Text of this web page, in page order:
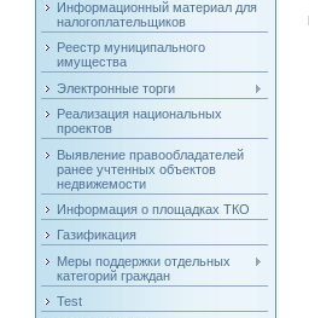
Информационный материал для
налогоплательщиков
Реестр муниципального
имущества
Электронные торги
Реализация национальных
проектов
Выявление правообладателей
ранее учтенных объектов
недвижемости
Информация о площадках ТКО
Газификация
Меры поддержки отдельных
категорий граждан
Test